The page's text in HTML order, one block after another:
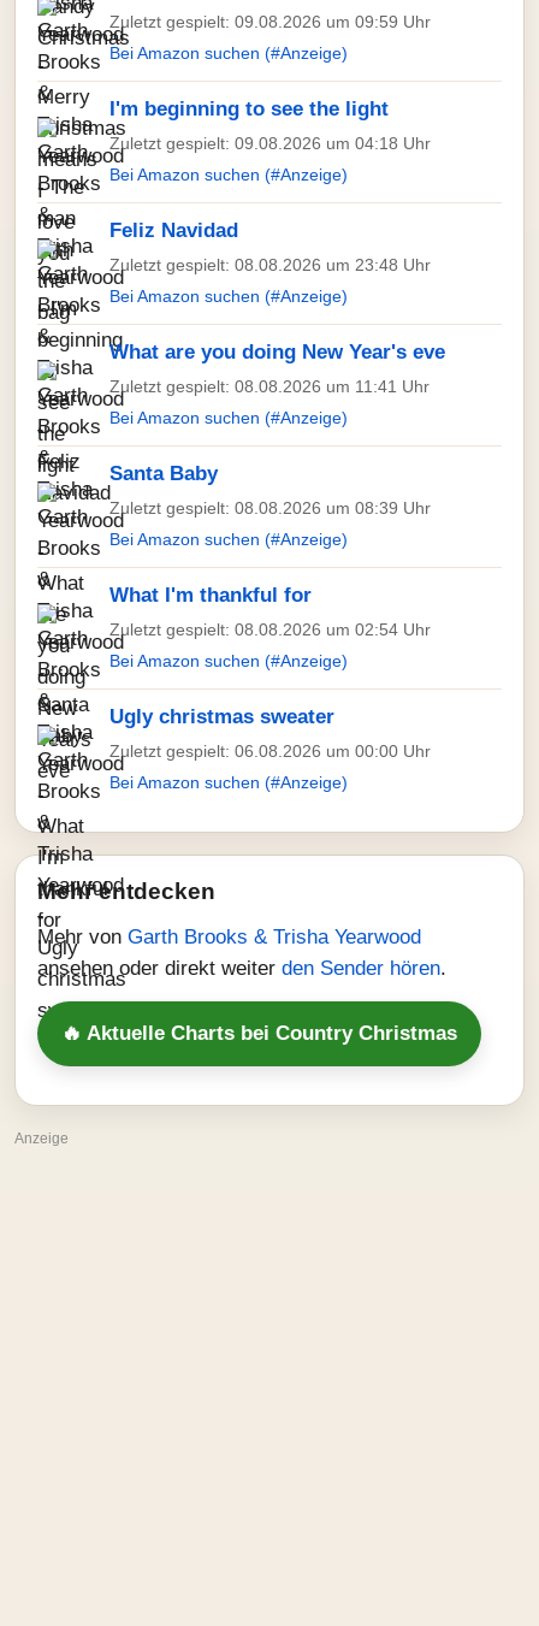
Zuletzt gespielt: 09.08.2026 um 09:59 Uhr
Bei Amazon suchen (#Anzeige)
I'm beginning to see the light
Zuletzt gespielt: 09.08.2026 um 04:18 Uhr
Bei Amazon suchen (#Anzeige)
Feliz Navidad
Zuletzt gespielt: 08.08.2026 um 23:48 Uhr
Bei Amazon suchen (#Anzeige)
What are you doing New Year's eve
Zuletzt gespielt: 08.08.2026 um 11:41 Uhr
Bei Amazon suchen (#Anzeige)
Santa Baby
Zuletzt gespielt: 08.08.2026 um 08:39 Uhr
Bei Amazon suchen (#Anzeige)
What I'm thankful for
Zuletzt gespielt: 08.08.2026 um 02:54 Uhr
Bei Amazon suchen (#Anzeige)
Ugly christmas sweater
Zuletzt gespielt: 06.08.2026 um 00:00 Uhr
Bei Amazon suchen (#Anzeige)
Mehr entdecken
Mehr von Garth Brooks & Trisha Yearwood
ansehen oder direkt weiter den Sender hören.
🔥 Aktuelle Charts bei Country Christmas
Anzeige